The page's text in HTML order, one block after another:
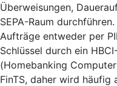
Überweisungen,
SEPA-Raum
Aufträge entweder per
Schlüssel durch ein
(Homebanking
FinTS, daher wird häufig